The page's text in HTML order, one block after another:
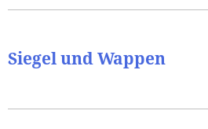
Siegel und Wappen